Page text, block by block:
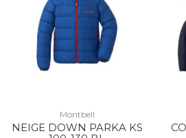
Montbell
NEIGE DOWN PARKA KS